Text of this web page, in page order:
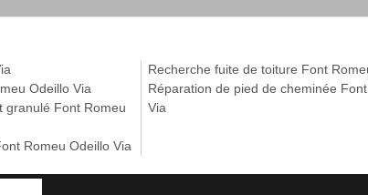
Odeillo Via
granulé Font Romeu
Romeu Odeillo Via
Recherche fuite de toiture Font
Réparation de pied de cheminée
Via